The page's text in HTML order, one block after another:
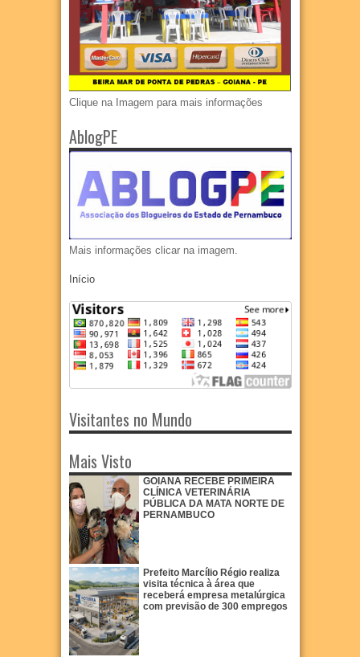
Clique na Imagem para mais informações
AblogPE
Mais informações clicar na imagem.
Início
Visitantes no Mundo
Mais Visto
GOIANA RECEBE PRIMEIRA
CLÍNICA VETERINÁRIA
PÚBLICA DA MATA NORTE DE
PERNAMBUCO
Prefeito Marcílio Régio realiza
visita técnica à área que
receberá empresa metalúrgica
com previsão de 300 empregos